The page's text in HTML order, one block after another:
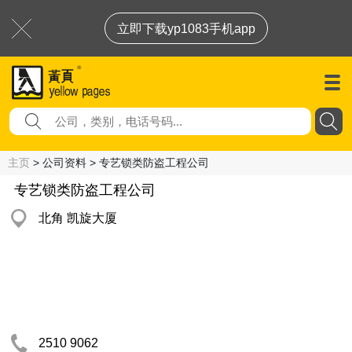
立即下载yp1083手机app
主页 > 公司资料 > 专艺锁类防盗工程公司
专艺锁类防盗工程公司
北角 凯旋大厦
2510 9062